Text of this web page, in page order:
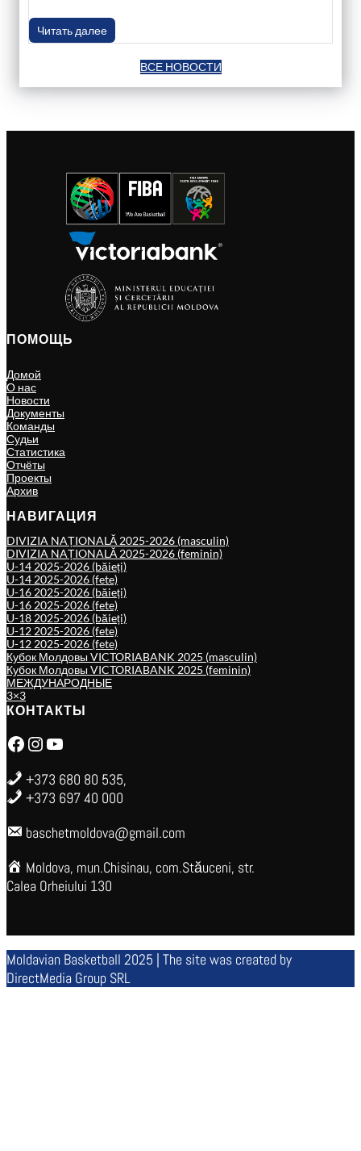
Читать далее
ВСЕ НОВОСТИ
ПОМОЩЬ
Домой
О нас
Новости
Документы
Команды
Судьи
Статистика
Отчёты
Проекты
Архив
НАВИГАЦИЯ
DIVIZIA NAȚIONALĂ 2025-2026 (masculin)
DIVIZIA NAȚIONALĂ 2025-2026 (feminin)
U-14 2025-2026 (băieți)
U-14 2025-2026 (fete)
U-16 2025-2026 (băieți)
U-16 2025-2026 (fete)
U-18 2025-2026 (băieți)
U-12 2025-2026 (fete)
U-12 2025-2026 (fete)
Кубок Молдовы VICTORIABANK 2025 (masculin)
Кубок Молдовы VICTORIABANK 2025 (feminin)
МЕЖДУНАРОДНЫЕ
3×3
КОНТАКТЫ
Facebook Instagram YouTube
+373 680 80 535,
+373 697 40 000
baschetmoldova@gmail.com
Moldova, mun.Chisinau, com.Stăuceni, str.
Calea Orheiului 130
Moldavian Basketball 2025 | The site was created by
DirectMedia Group SRL